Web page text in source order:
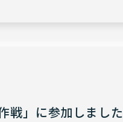
戦」に参加しました